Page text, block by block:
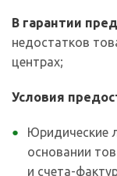
В гарантии
недостатков
центрах;
Условия
Юридические
основании
и счета-